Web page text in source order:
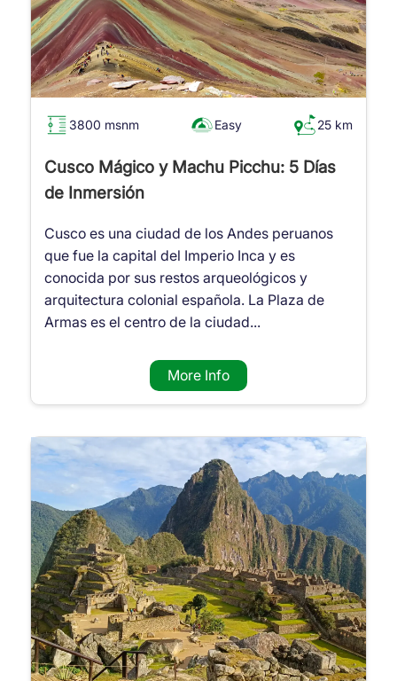
3800 msnm Easy 25 km
Cusco Mágico y Machu Picchu: 5 Días
de Inmersión
Cusco es una ciudad de los Andes peruanos
que fue la capital del Imperio Inca y es
conocida por sus restos arqueológicos y
arquitectura colonial española. La Plaza de
Armas es el centro de la ciudad...
More Info